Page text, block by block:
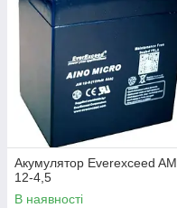
Акумулятор Everexceed AM
12-4,5
В наявності